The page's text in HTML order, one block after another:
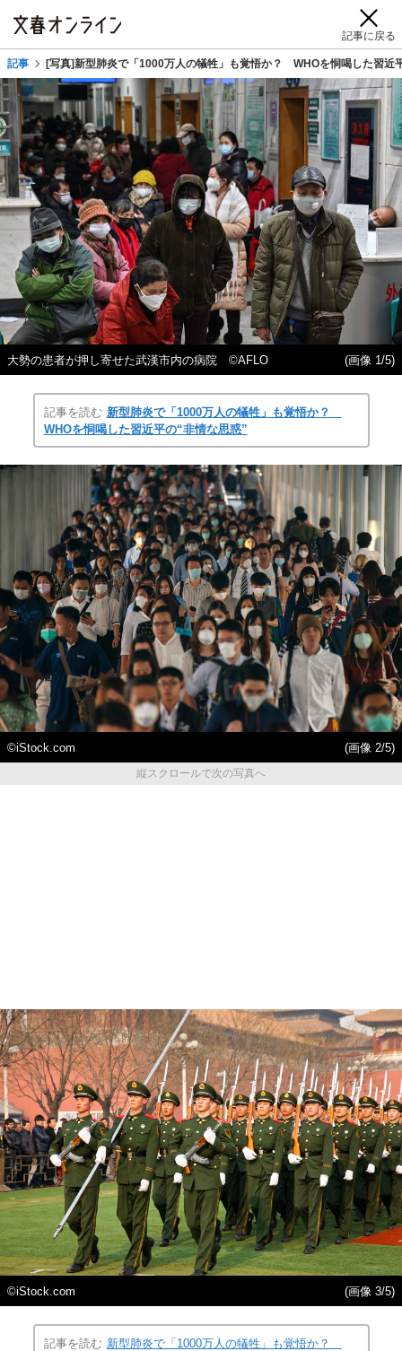
記事に戻る
記事 [写真]新型肺炎で「1000万人の犠牲」も覚悟か？ WHOを恫喝した習近
大勢の患者が押し寄せた武漢市内の病院 ©AFLO (画像 1/5)
記事を読む 新型肺炎で「1000万人の犠牲」も覚悟か？
WHOを恫喝した習近平の“非情な思惑”
©iStock.com
(画像 2/5)
縦スクロールで次の写真へ
©iStock.com (画像 3/5)
記事を読む 新型肺炎で「1000万人の犠牲」も覚悟か？